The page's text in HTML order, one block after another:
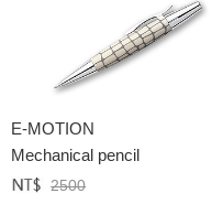
E-MOTION
Mechanical pencil
定價﹕2500